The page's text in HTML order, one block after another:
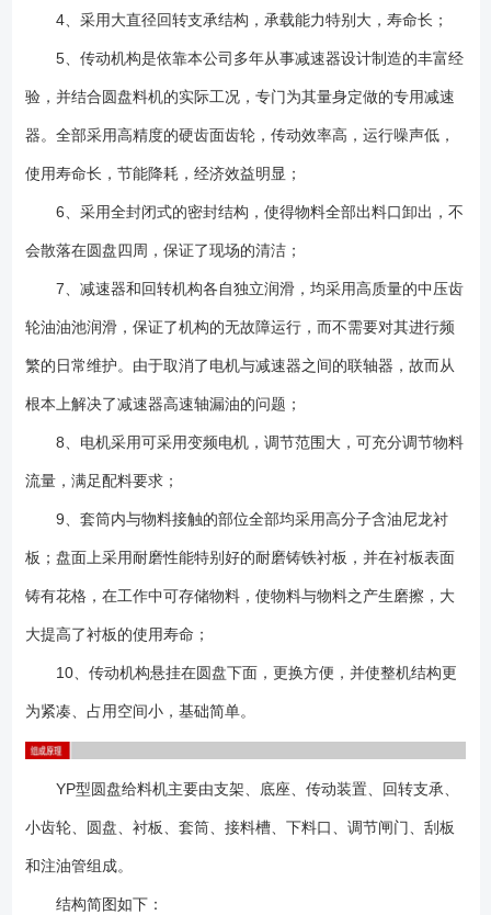
4、采用大直径回转支承结构，承载能力特别大，寿命长；
5、传动机构是依靠本公司多年从事减速器设计制造的丰富经
验，并结合圆盘料机的实际工况，专门为其量身定做的专用减速
器。全部采用高精度的硬齿面齿轮，传动效率高，运行噪声低，
使用寿命长，节能降耗，经济效益明显；
6、采用全封闭式的密封结构，使得物料全部出料口卸出，不
会散落在圆盘四周，保证了现场的清洁；
7、减速器和回转机构各自独立润滑，均采用高质量的中压齿
轮油油池润滑，保证了机构的无故障运行，而不需要对其进行频
繁的日常维护。由于取消了电机与减速器之间的联轴器，故而从
根本上解决了减速器高速轴漏油的问题；
8、电机采用可采用变频电机，调节范围大，可充分调节物料
流量，满足配料要求；
9、套筒内与物料接触的部位全部均采用高分子含油尼龙衬
板；盘面上采用耐磨性能特别好的耐磨铸铁衬板，并在衬板表面
铸有花格，在工作中可存储物料，使物料与物料之产生磨擦，大
大提高了衬板的使用寿命；
10、传动机构悬挂在圆盘下面，更换方便，并使整机结构更
为紧凑、占用空间小，基础简单。
YP型圆盘给料机主要由支架、底座、传动装置、回转支承、
小齿轮、圆盘、衬板、套筒、接料槽、下料口、调节闸门、刮板
和注油管组成。
结构简图如下：